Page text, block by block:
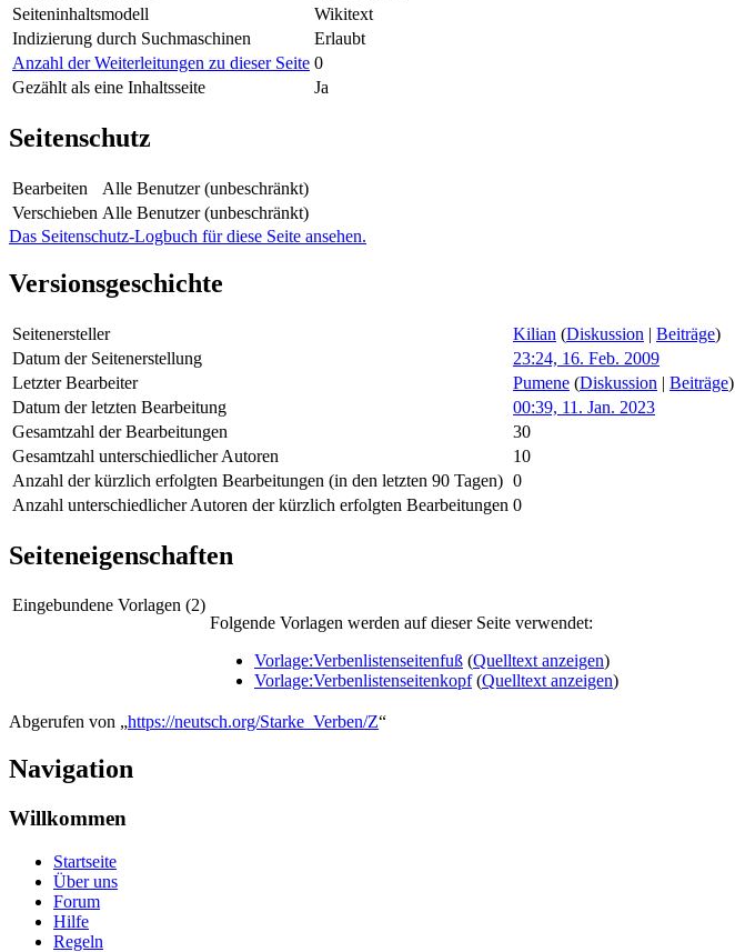
Seiteninhaltsmodell
Wikitext
Indizierung durch Suchmaschinen
Erlaubt
Anzahl der Weiterleitungen zu dieser Seite 0
Gezählt als eine Inhaltsseite
Ja
Seitenschutz
Bearbeiten
Alle Benutzer (unbeschränkt)
Verschieben Alle Benutzer (unbeschränkt)
Das Seitenschutz-Logbuch für diese Seite ansehen.
Versionsgeschichte
Seitenersteller Kilian (Diskussion | Beiträge)
Datum der Seitenerstellung
23:24, 16. Feb. 2009
Letzter Bearbeiter
Pumene (Diskussion | Beiträge)
Datum der letzten Bearbeitung
00:39, 11. Jan. 2023
Gesamtzahl der Bearbeitungen
30
Gesamtzahl unterschiedlicher Autoren
10
Anzahl der kürzlich erfolgten Bearbeitungen (in den letzten 90 Tagen) 0
Anzahl unterschiedlicher Autoren der kürzlich erfolgten Bearbeitungen 0
Seiteneigenschaften
Eingebundene Vorlagen (2)
Folgende Vorlagen werden auf dieser Seite verwendet:
Vorlage:Verbenlistenseitenfuß (Quelltext anzeigen)
Vorlage:Verbenlistenseitenkopf(Quelltext anzeigen)
Abgerufen von „https://neutsch.org/Starke_Verben/Z“
Navigation
Willkommen
Startseite
Über uns
Forum
Hilfe
Regeln